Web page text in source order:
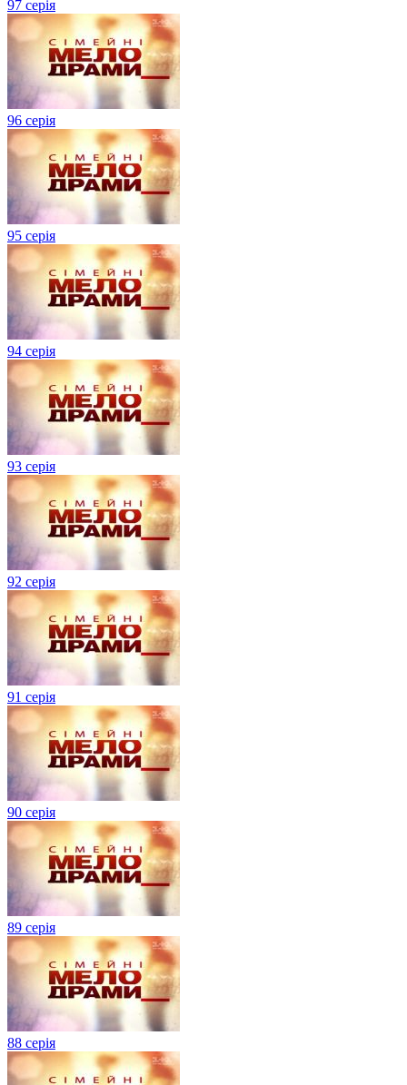
97 серія
96 серія
95 серія
94 серія
93 серія
92 серія
91 серія
90 серія
89 серія
88 серія